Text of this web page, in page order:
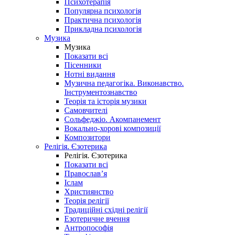
Психотерапія
Популярна психологія
Практична психологія
Прикладна психологія
Музика
Музика
Показати всі
Пісенники
Нотні видання
Музична педагогіка. Виконавство.
Інструментознавство
Теорія та історія музики
Самовчителі
Сольфеджіо. Акомпанемент
Вокально-хорові композиції
Композитори
Релігія. Єзотерика
Релігія. Єзотерика
Показати всі
Православ’я
Іслам
Християнство
Теорія релігії
Традиційні східні релігії
Езотеричне вчення
Антропософія